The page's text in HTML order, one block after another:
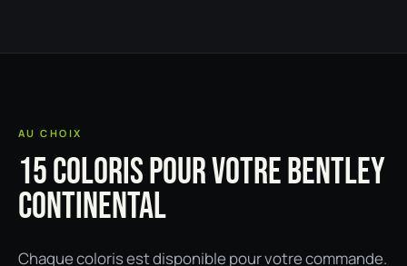
AU CHOIX
15 COLORIS POUR VOTRE BENTLEY
CONTINENTAL
Chaque coloris est disponible pour votre commande.